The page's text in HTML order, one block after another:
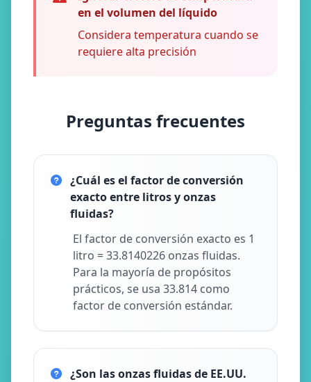
en el volumen del líquido
Considera temperatura cuando se
requiere alta precisión
Preguntas frecuentes
¿Cuál es el factor de conversión
exacto entre litros y onzas
fluidas?
El factor de conversión exacto es 1
litro = 33.8140226 onzas fluidas.
Para la mayoría de propósitos
prácticos, se usa 33.814 como
factor de conversión estándar.
¿Son las onzas fluidas de EE.UU.